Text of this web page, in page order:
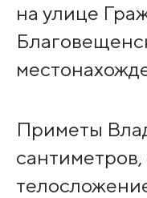
на улице
Приметы